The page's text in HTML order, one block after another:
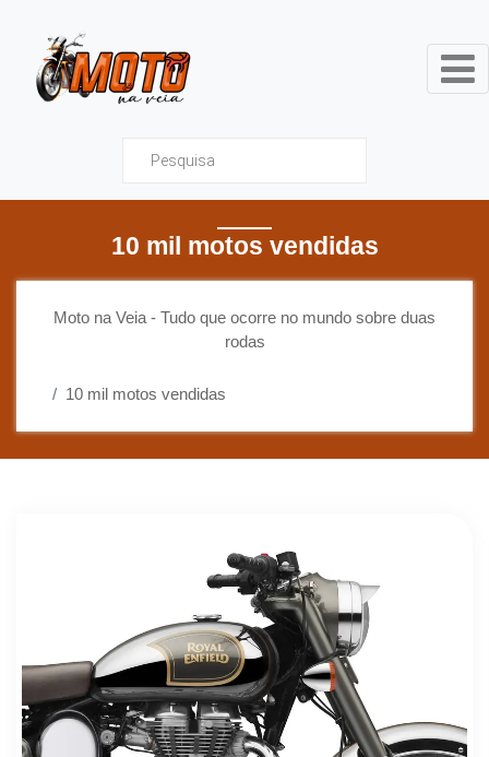
Moto na Veia - Tudo que
10 mil motos vendidas
Moto na Veia - Tudo que ocorre no mundo sobre duas
rodas
10 mil motos vendidas